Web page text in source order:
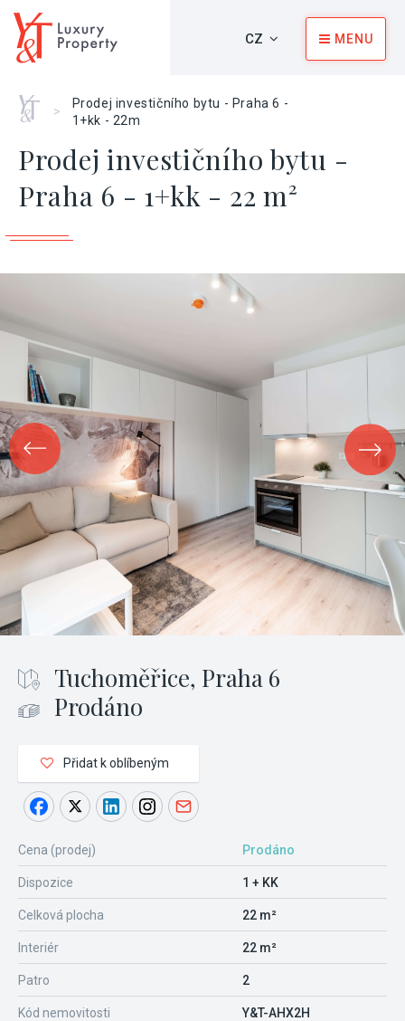
CZ MENU
Home
>
Prodej investičního bytu - Praha 6 -
1+kk - 22m
Prodej investičního bytu -
Praha 6 - 1+kk - 22 m²
Tuchoměřice, Praha 6
Prodáno
Přidat k oblíbeným
Cena (prodej) Prodáno
Dispozice 1 + KK
Celková plocha 22 m²
Interiér 22 m²
Patro 2
Kód nemovitosti Y&T-AHX2H